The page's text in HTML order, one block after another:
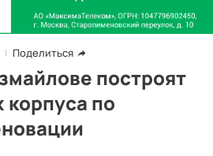
Поделиться
построят
по